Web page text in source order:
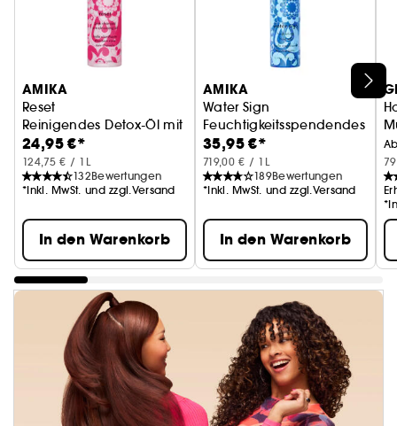
AMIKA
Reset
Reinigendes Detox-Öl mit Aktivkohle für die Kopfhaut
24,95 €*
124,75 € / 1L
132Bewertungen
*Inkl. MwSt. und zzgl.Versand
In den Warenkorb
AMIKA
Water Sign
Feuchtigkeitsspendendes
35,95 €*
719,00 € / 1L
189Bewertungen
*Inkl. MwSt. und zzgl.Versand
In den Warenkorb